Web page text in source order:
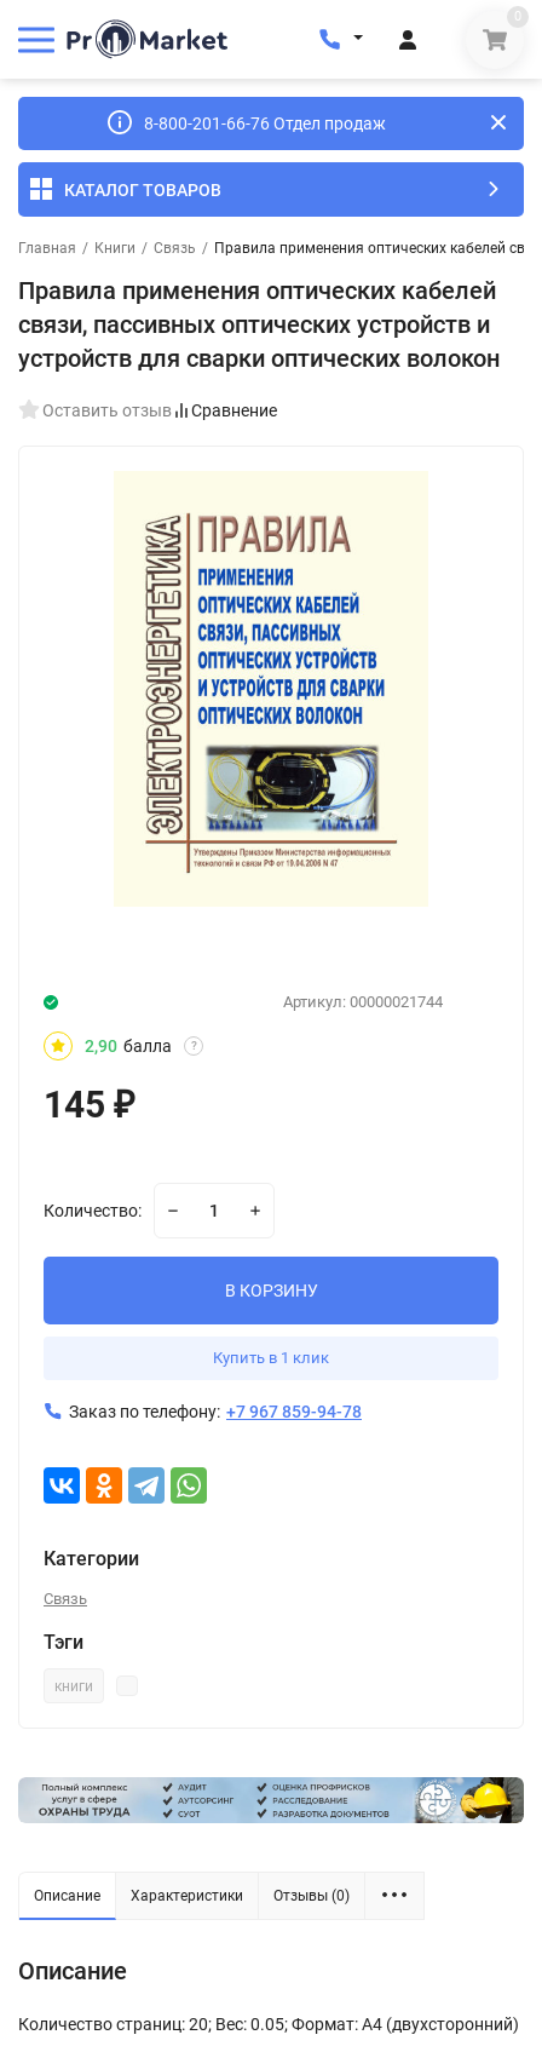
0
8-800-201-66-76 Отдел продаж
КАТАЛОГ ТОВАРОВ
Главная / Книги / Связь / Правила применения оптических кабелей
Правила применения оптических кабелей
связи, пассивных оптических устройств и
устройств для сварки оптических волокон
Оставить отзыв Сравнение
Артикул: 00000021744
2,90 балла ?
145 ₽
Количество:
В КОРЗИНУ
Купить в 1 клик
Заказ по телефону: +7 967 859-94-78
Категории
Связь
Тэги
книги
Описание Характеристики Отзывы (0)
Описание
Количество страниц: 20; Вес: 0.05; Формат: А4 (двухсторонний)